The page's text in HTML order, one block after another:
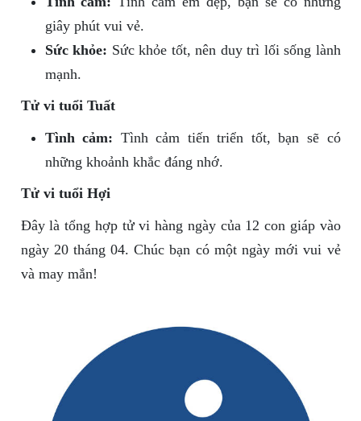
giây phút vui vẻ.
Sức khỏe: Sức khỏe tốt, nên duy trì lối sống lành
mạnh.
Tử vi tuổi Tuất
Tình cảm: Tình cảm tiến triển tốt, bạn sẽ có
những khoảnh khắc đáng nhớ.
Tử vi tuổi Hợi
Đây là tổng hợp tử vi hàng ngày của 12 con giáp vào
ngày 20 tháng 04. Chúc bạn có một ngày mới vui vẻ
và may mắn!